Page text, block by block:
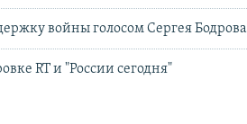
войны голосом Сергея Бодрова
RT и "России сегодня"